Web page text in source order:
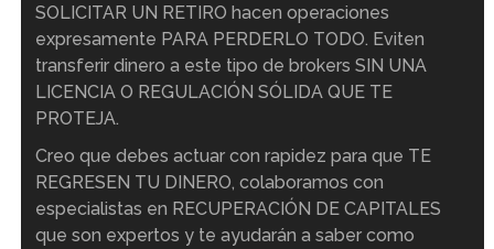
SOLICITAR UN RETIRO hacen operaciones
expresamente PARA PERDERLO TODO. Eviten
transferir dinero a este tipo de brokers SIN UNA
LICENCIA O REGULACIÓN SÓLIDA QUE TE
PROTEJA.
Creo que debes actuar con rapidez para que TE
REGRESEN TU DINERO, colaboramos con
especialistas en RECUPERACIÓN DE CAPITALES
que son expertos y te ayudarán a saber como